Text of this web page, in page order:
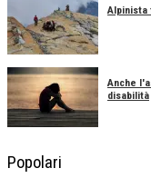
Alpinista
Anche
disabilità
Popolari